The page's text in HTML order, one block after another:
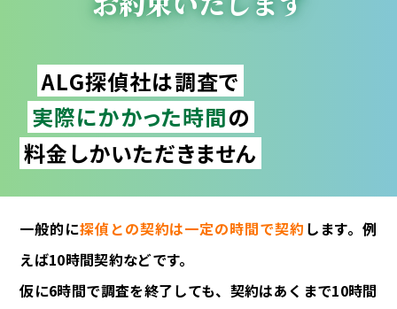
ALG探偵社は調査で
実際にかかった時間の
料金しかいただきません
一般的に探偵との契約は一定の時間で契約 します。例
えば10時間契約などです。
仮に6時間で調査を終了しても、契約はあくまで10時間